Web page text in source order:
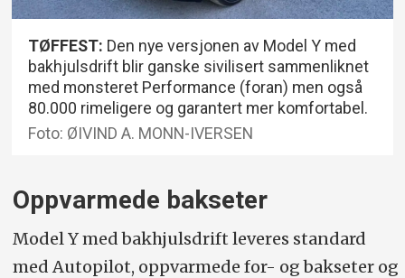
TØFFEST: Den nye versjonen av Model Y med
bakhjulsdrift blir ganske sivilisert sammenliknet
med monsteret Performance (foran) men også
80.000 rimeligere og garantert mer komfortabel.
Foto: ØIVIND A. MONN-IVERSEN
Oppvarmede bakseter
Model Y med bakhjulsdrift leveres standard
med Autopilot, oppvarmede for- og bakseter og